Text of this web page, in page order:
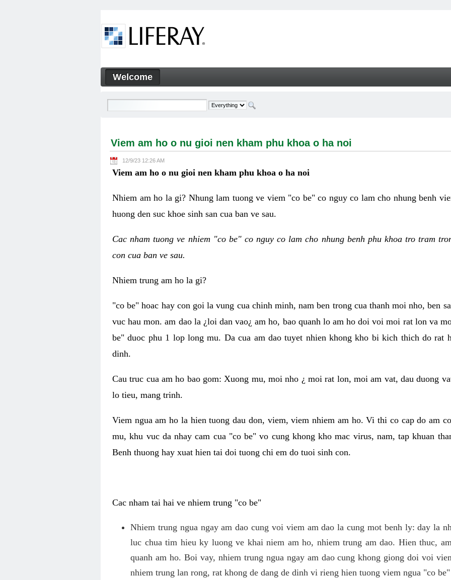
Viem am ho o nu gioi nen kham phu khoa o ha noi - Welcome
Navigation
Welcome
Viem am ho o nu gioi nen kham phu khoa o ha noi
12/9/23 12:26 AM
Viem am ho o nu gioi nen kham phu khoa o ha noi
Nhiem am ho la gi? Nhung lam tuong ve viem "co be" co nguy co lam cho nhung benh
huong den suc khoe sinh san cua ban ve sau.
Cac nham tuong ve nhiem "co be" co nguy co lam cho nhung benh phu khoa tro tram
con cua ban ve sau.
Nhiem trung am ho la gi?
"co be" hoac hay con goi la vung cua chinh minh, nam ben trong cua thanh moi nho, ben
vuc hau mon. am dao la ¿loi dan vao¿ am ho, bao quanh lo am ho doi voi moi rat lon va
be" duoc phu 1 lop long mu. Da cua am dao tuyet nhien khong kho bi kich thich do rat
dinh.
Cau truc cua am ho bao gom: Xuong mu, moi nho ¿ moi rat lon, moi am vat, dau duong
lo tieu, mang trinh.
Viem ngua am ho la hien tuong dau don, viem, viem nhiem am ho. Vi thi co cap do am
mu, khu vuc da nhay cam cua "co be" vo cung khong kho mac virus, nam, tap khuan
Benh thuong hay xuat hien tai doi tuong chi em do tuoi sinh con.
Cac nham tai hai ve nhiem trung "co be"
Nhiem trung ngua ngay am dao cung voi viem am dao la cung mot benh ly: day la
luc chua tim hieu ky luong ve khai niem am ho, nhiem trung am dao. Hien thuc,
quanh am ho. Boi vay, nhiem trung ngua ngay am dao cung khong giong doi voi
nhiem trung lan rong, rat khong de dang de dinh vi rieng hien tuong viem ngua "co